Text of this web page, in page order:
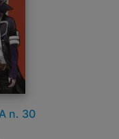
n. 30